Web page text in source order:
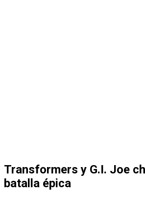
Transformers y G.I. Joe
batalla épica